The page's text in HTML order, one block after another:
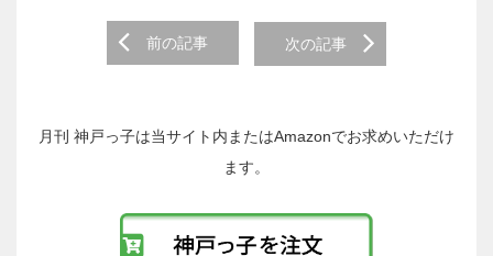
稿
前の記事 次の記事
月刊 神戸っ子は当サイト内またはAmazonでお求めいただけ
ます。